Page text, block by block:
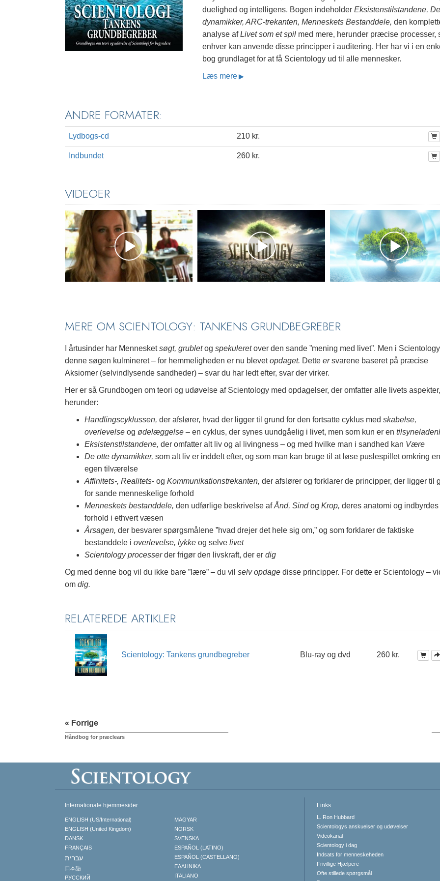
duelighed og intelligens. Bogen indeholder Eksistenstilstandene,
dynamikker, ARC-trekanten, Menneskets Bestanddele, den
analyse afLivet som et spil med mere, herunder præcise processer,
enhver kan anvende disse principper i auditering. Her har vi i en
bog grundlaget for at få Scientology ud til alle mennesker.
Læs mere
ANDRE FORMATER:
Lydbogs-cd 210 kr.
Indbundet 260 kr.
VIDEOER
MERE OM SCIENTOLOGY: TANKENS GRUNDBEGREBER
I årtusinder har Mennesketsøgt, grubletog spekuleretover den sande ”mening med livet”. Men i
denne søgen kulmineret – for hemmeligheden er nu blevetopdaget. Dette ersvarene baseret på præcise
Aksiomer (selvindlysende sandheder) – svar du har ledt efter, svar der virker.
Her er så Grundbogen om teori og udøvelse af Scientology med opdagelser, der omfatter alle livets aspekter,
herunder:
Handlingscyklussen, der afslører, hvad der ligger til grund for den fortsatte cyklus med skabelse,
overlevelse og ødelæggelse – en cyklus, der synes uundgåelig i livet, men som kun er en
Eksistenstilstandene, der omfatter alt liv og al livingness – og med hvilke man i sandhed kan Være
De otte dynamikker, som alt liv er inddelt efter, og som man kan bruge til at løse puslespillet omkring
egen tilværelse
Affinitets-, Realitets- og Kommunikationstrekanten, der afslører og forklarer de principper, der ligger til
for sande menneskelige forhold
Menneskets bestanddele, den udførlige beskrivelse afÅnd, Sindog Krop, deres anatomi og indbyrdes
forhold i ethvert væsen
Årsagen, der besvarer spørgsmålene ”hvad drejer det hele sig om,” og som forklarer de faktiske
bestanddele i overlevelse, lykke og selve livet
Scientology processerder frigør den livskraft, der er dig
Og med denne bog vil du ikke bare ”lære” – du vil selv opdage disse principper. For dette er Scientology –
om dig.
RELATEREDE ARTIKLER
Scientology: Tankens grundbegreber Blu-ray og dvd 260 kr.
« Forrige
Håndbog for præclears
Internationale hjemmesider
ENGLISH (US/International)
ENGLISH (United Kingdom)
DANSK
FRANÇAIS
עברית
日本語
РУССКИЙ
MAGYAR
NORSK
SVENSKA
ESPAÑOL (LATINO)
ESPAÑOL (CASTELLANO)
ΕΛΛΗΝΙΚA
ITALIANO
Links
L. Ron Hubbard
Scientologys anskuelser og udøvelser
Videokanal
Scientology i dag
Indsats for menneskeheden
Frivillige Hjælpere
Ofte stillede spørgsmål